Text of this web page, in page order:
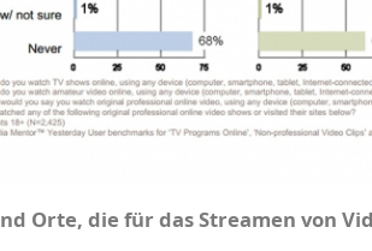
Orte, die für das Streamen von